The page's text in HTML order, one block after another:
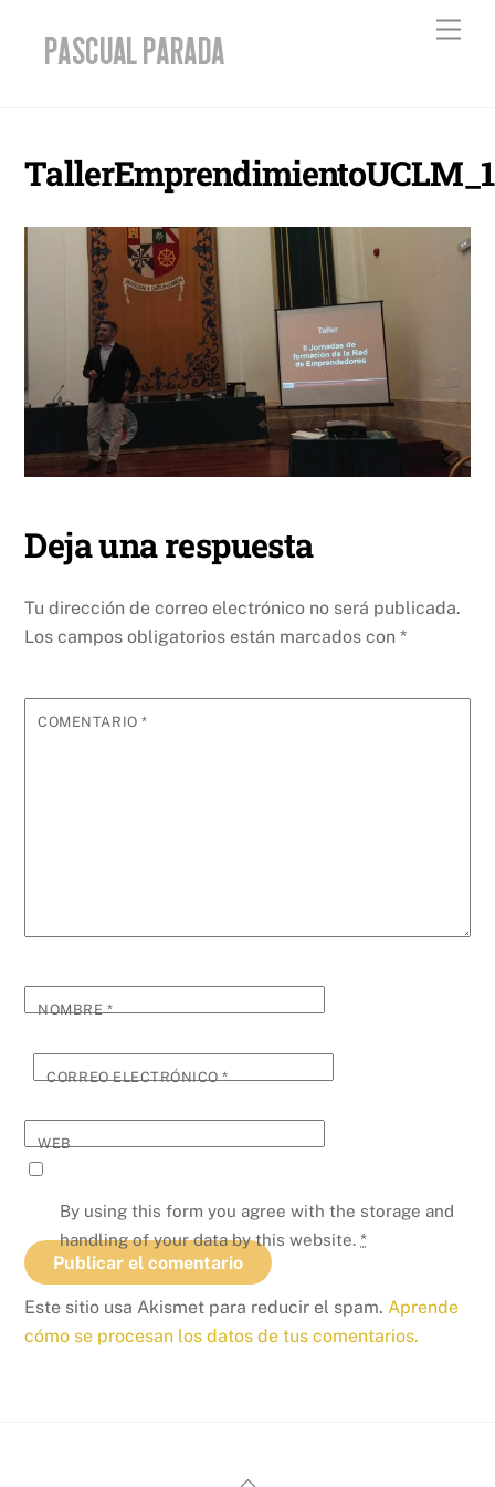
content
TallerEmprendimientoUCLM_1
Deja una respuesta
Tu dirección de correo electrónico no será publicada.
Los campos obligatorios están marcados con*
COMENTARIO*
NOMBRE*
CORREO ELECTRÓNICO*
WEB
By using this form you agree with the storage and
handling of your data by this website.*
Este sitio usa Akismet para reducir el spam.Aprende
cómo se procesan los datos de tus comentarios.
Back